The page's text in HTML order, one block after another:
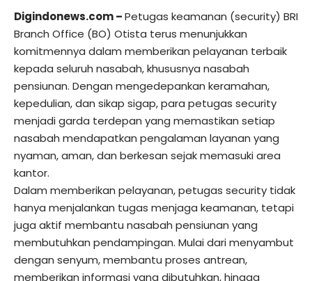
Digindonews.com –Petugas keamanan (security) BRI
Branch Office (BO) Otista terus menunjukkan
komitmennya dalam memberikan pelayanan terbaik
kepada seluruh nasabah, khususnya nasabah
pensiunan. Dengan mengedepankan keramahan,
kepedulian, dan sikap sigap, para petugas security
menjadi garda terdepan yang memastikan setiap
nasabah mendapatkan pengalaman layanan yang
nyaman, aman, dan berkesan sejak memasuki area
kantor.
Dalam memberikan pelayanan, petugas security tidak
hanya menjalankan tugas menjaga keamanan, tetapi
juga aktif membantu nasabah pensiunan yang
membutuhkan pendampingan. Mulai dari menyambut
dengan senyum, membantu proses antrean,
memberikan informasi yang dibutuhkan, hingga